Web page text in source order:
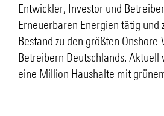
Entwickler, Investor und
Erneuerbaren Energien tätig und
Bestand zu den größten
Betreibern Deutschlands. Aktuell
eine Million Haushalte mit